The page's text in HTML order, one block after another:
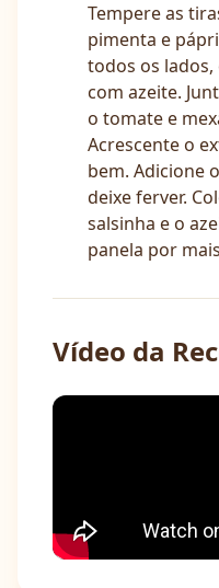
Tempere as
pimenta e
todos os
com azeite.
o tomate e
Acrescente o
bem. Adicione
deixe ferver.
salsinha e o
panela por
Vídeo da